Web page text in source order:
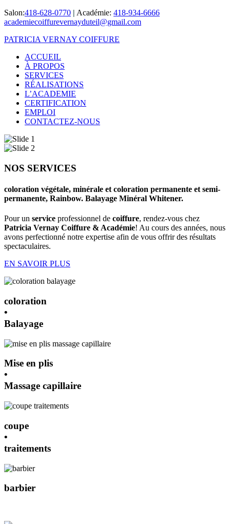
Salon:418-628-0770 | Académie: 418-934-6666
academiecoiffurevernayduteil@gmail.com
PATRICIA VERNAY COIFFURE
ACCUEIL
À PROPOS
SERVICES
RÉALISATIONS
L’ACADEMIE
CERTIFICATION
EMPLOI
CONTACTEZ-NOUS
NOS SERVICES
coloration végétale, minérale et coloration permanente et semi-
permanente, Rainbow. Balayage Minéral Whitener.
Pour un service professionnel de coiffure, rendez-vous chez
Patricia Vernay Coiffure & Académie! Au cours des années, nous
avons perfectionné notre expertise afin de vous offrir des résultats
spectaculaires.
EN SAVOIR PLUS
coloration
•
Balayage
Mise en plis
•
Massage capillaire
coupe
•
traitements
barbier